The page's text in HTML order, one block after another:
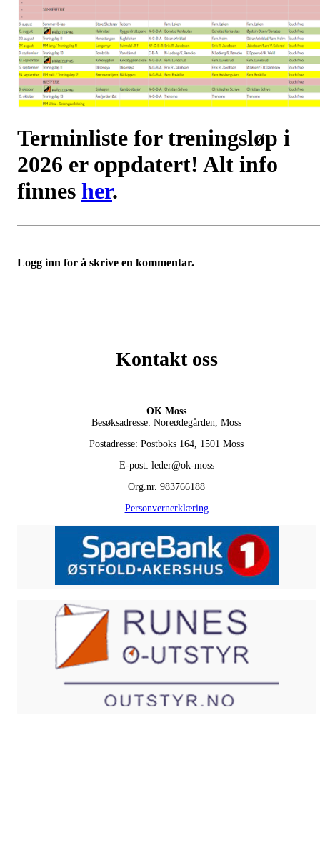
Terminliste for treningsløp i
2026 er oppdatert! Alt info
finnes her.
Logg inn for å skrive en kommentar.
Kontakt oss
OK Moss
Besøksadresse: Noreødegården, Moss
Postadresse: Postboks 164, 1501 Moss
E-post: leder@ok-moss
Org.nr. 983766188
Personvernerklæring